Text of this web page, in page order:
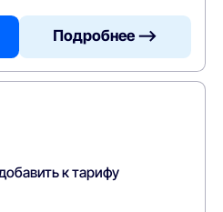
Подробнее —>
к тарифу